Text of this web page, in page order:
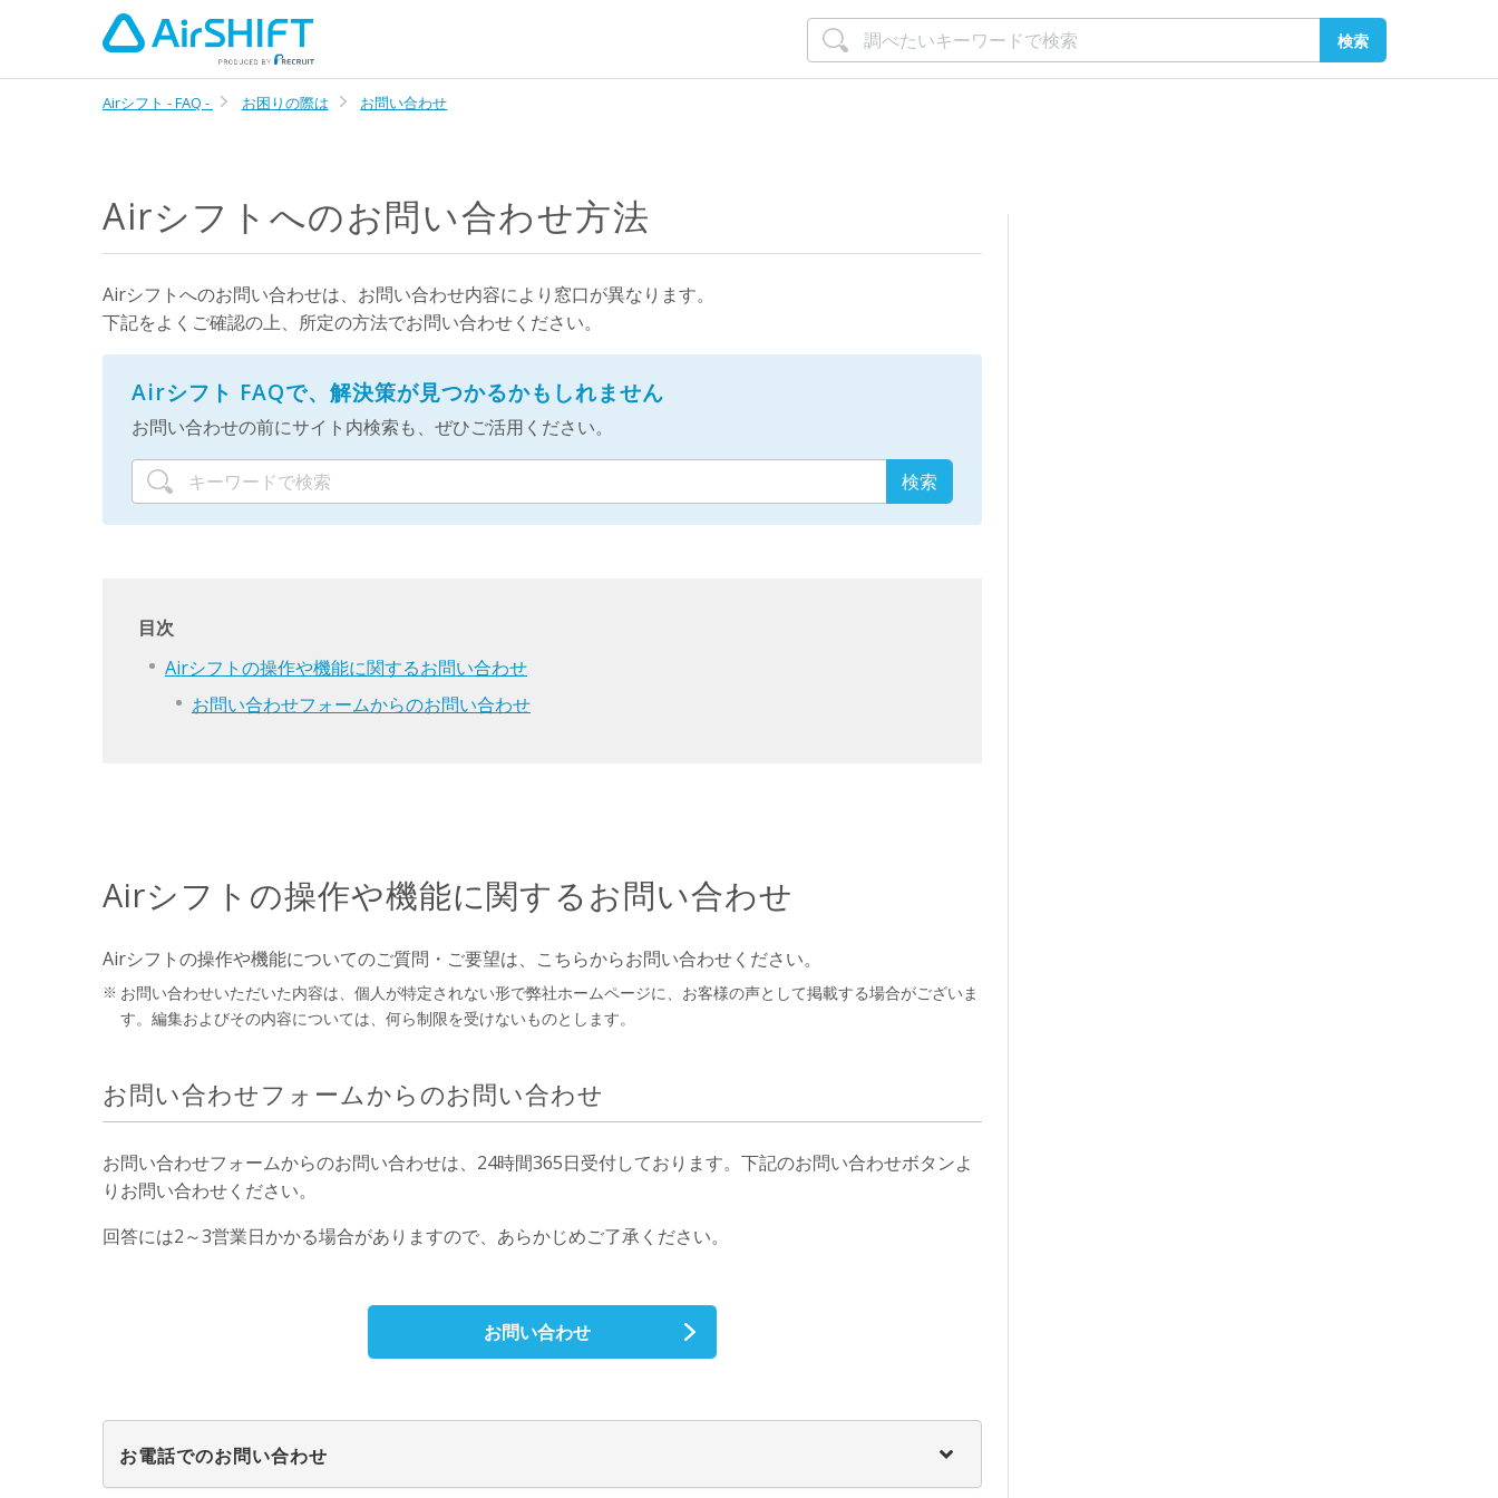
Airシフト - FAQ - お困りの際は お問い合わせ
Airシフトへのお問い合わせ方法
Airシフトへのお問い合わせは、お問い合わせ内容により窓口が異なります。
下記をよくご確認の上、所定の方法でお問い合わせください。
Airシフト FAQで、解決策が見つかるかもしれません
お問い合わせの前にサイト内検索も、ぜひご活用ください。
目次
Airシフトの操作や機能に関するお問い合わせ
お問い合わせフォームからのお問い合わせ
Airシフトの操作や機能に関するお問い合わせ
Airシフトの操作や機能についてのご質問・ご要望は、こちらからお問い合わせください。
お問い合わせいただいた内容は、個人が特定されない形で弊社ホームページに、お客様の声として掲載する場合がございま
す。編集およびその内容については、何ら制限を受けないものとします。
お問い合わせフォームからのお問い合わせ
お問い合わせフォームからのお問い合わせは、24時間365日受付しております。下記のお問い合わせボタンよ
りお問い合わせください。
回答には2～3営業日かかる場合がありますので、あらかじめご了承ください。
お問い合わせ
お電話でのお問い合わせ